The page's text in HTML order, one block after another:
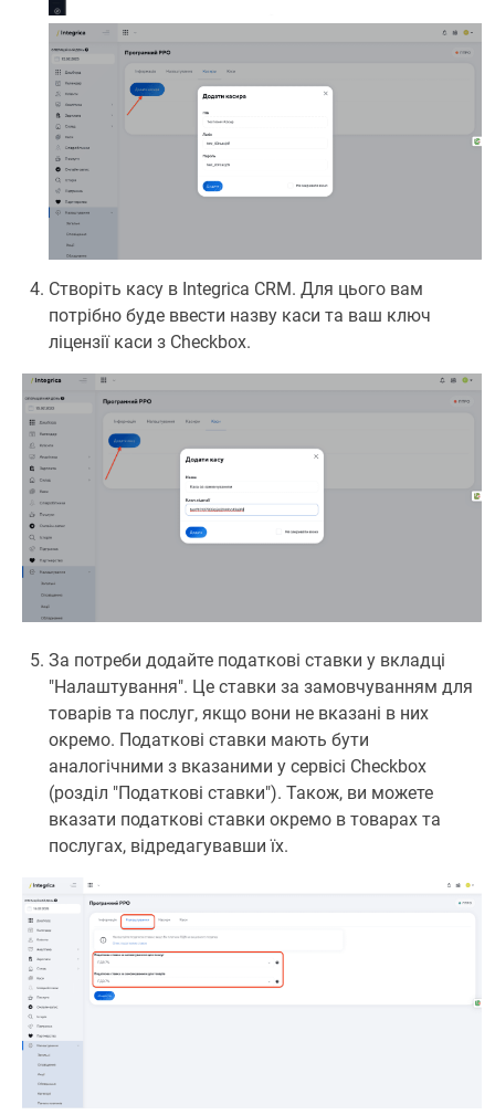
Створіть касу в Integrica CRM. Для цього вам
потрібно буде ввести назву каси та ваш ключ
ліцензії каси з Cheсkbox.
За потреби додайте податкові ставки у вкладці
"Налаштування". Це ставки за замовчуванням для
товарів та послуг, якщо вони не вказані в них
окремо. Податкові ставки мають бути
аналогічними з вказаними у сервісі Cheсkbox
(розділ "Податкові ставки"). Також, ви можете
вказати податкові ставки окремо в товарах та
послугах, відредагувавши їх.